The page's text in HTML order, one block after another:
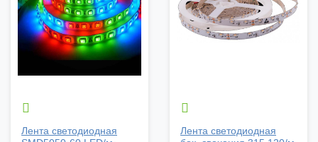

Лента светодиодная

Лента светодиодная